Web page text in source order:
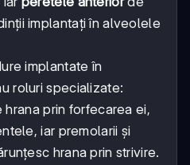
implantați în alveolele
implantate în
roluri specializate:
prin forfecarea ei,
iar premolarii și
hrana prin strivire.